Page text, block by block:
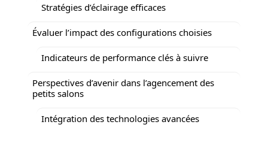
Stratégies d’éclairage efficaces
Évaluer l’impact des configurations choisies
Indicateurs de performance clés à suivre
Perspectives d’avenir dans l’agencement des
petits salons
Intégration des technologies avancées